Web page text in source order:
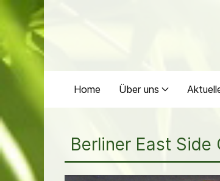
Home Über uns
Berliner East Side